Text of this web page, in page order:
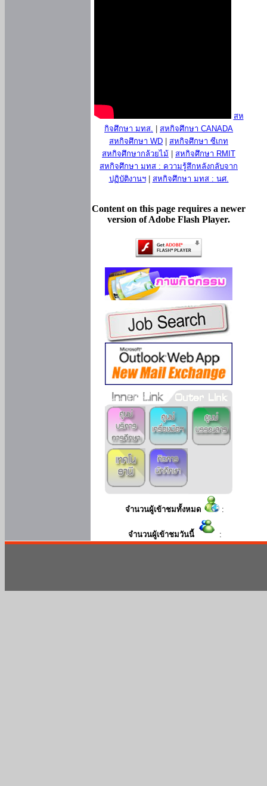
สห
กิจศึกษา มทส.
สหกิจศึกษา CANADA
สหกิจศึกษา WD
สหกิจศึกษา ซีเกท
สหกิจศึกษากล้วยไม้
สหกิจศึกษา RMIT
สหกิจศึกษา มทส : ความรู้สึกหลังกลับจาก
ปฏิบัติงานฯ| สหกิจศึกษา มทส : นศ.
Content on this page requires a newer
version of Adobe Flash Player.
จำนวนผู้เข้าชมทั้งหมด :
จำนวนผู้เข้าชมวันนี้ :